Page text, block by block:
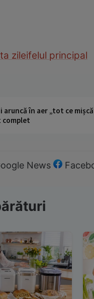
zileifelul principal
aruncă în aer „tot ce
News